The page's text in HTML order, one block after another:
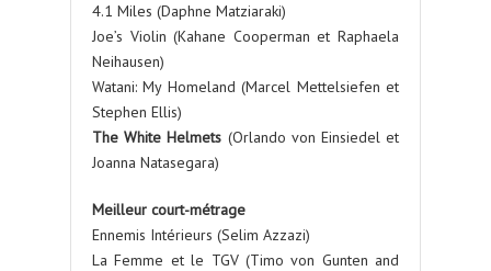
4.1 Miles (Daphne Matziaraki)
Joe’s Violin (Kahane Cooperman et Raphaela
Neihausen)
Watani: My Homeland (Marcel Mettelsiefen et
Stephen Ellis)
The White Helmets (Orlando von Einsiedel et
Joanna Natasegara)
Meilleur court-métrage
Ennemis Intérieurs (Selim Azzazi)
La Femme et le TGV (Timo von Gunten and